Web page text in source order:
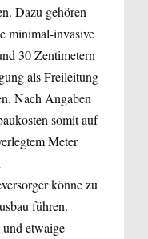
Dazu gehören
minimal-invasive
30 Zentimetern
als Freileitung
Nach Angaben
somit auf
Meter
könne zu
führen.
etwaige